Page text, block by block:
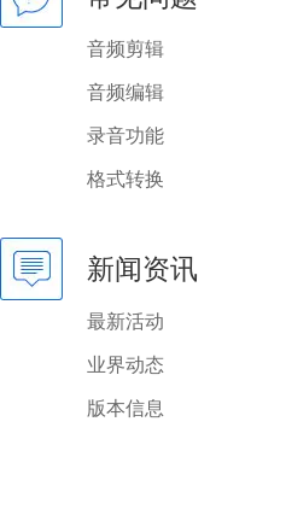
音频剪辑
音频编辑
录音功能
格式转换
新闻资讯
最新活动
业界动态
版本信息